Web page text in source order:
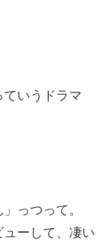
ていうドラマ
っつって。
ーして、凄い